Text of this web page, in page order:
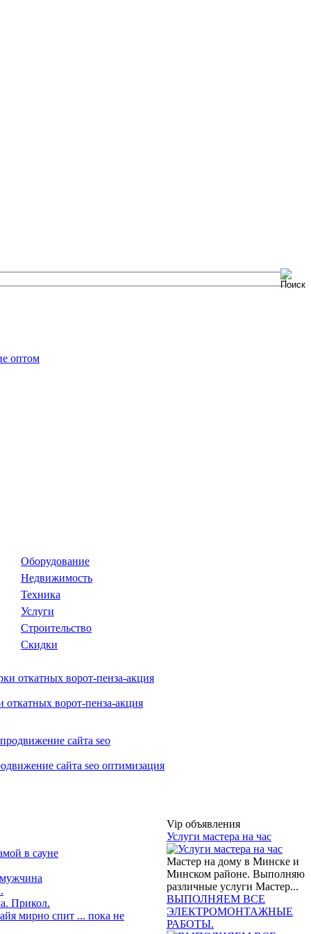
Оборудование
Недвижимость
Техника
Услуги
Строительство
Скидки
ворот-пенза-акция
сайта seo оптимизация
в сауне
Прикол.
мирно спит ... пока не
Vip объявления
Услуги мастера на час
Мастер на дому в Минске и
Минском районе. Выполняю
различные услуги Мастер...
ВЫПОЛНЯЕМ ВСЕ
ЭЛЕКТРОМОНТАЖНЫЕ
РАБОТЫ.